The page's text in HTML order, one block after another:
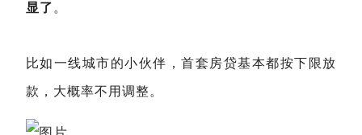
显了 。
比如一线城市的小伙伴，首套房贷基本都按下限放
款，大概率不用调整。